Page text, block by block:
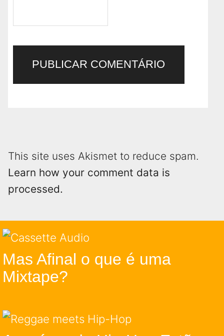
This site uses Akismet to reduce spam.
Learn how your comment data is
processed.
Mas Afinal o que é uma
Mixtape?